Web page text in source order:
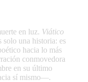
en luz. Viático
solo una historia: es
hacia lo más
conmovedora
en su último
sí mismo—.